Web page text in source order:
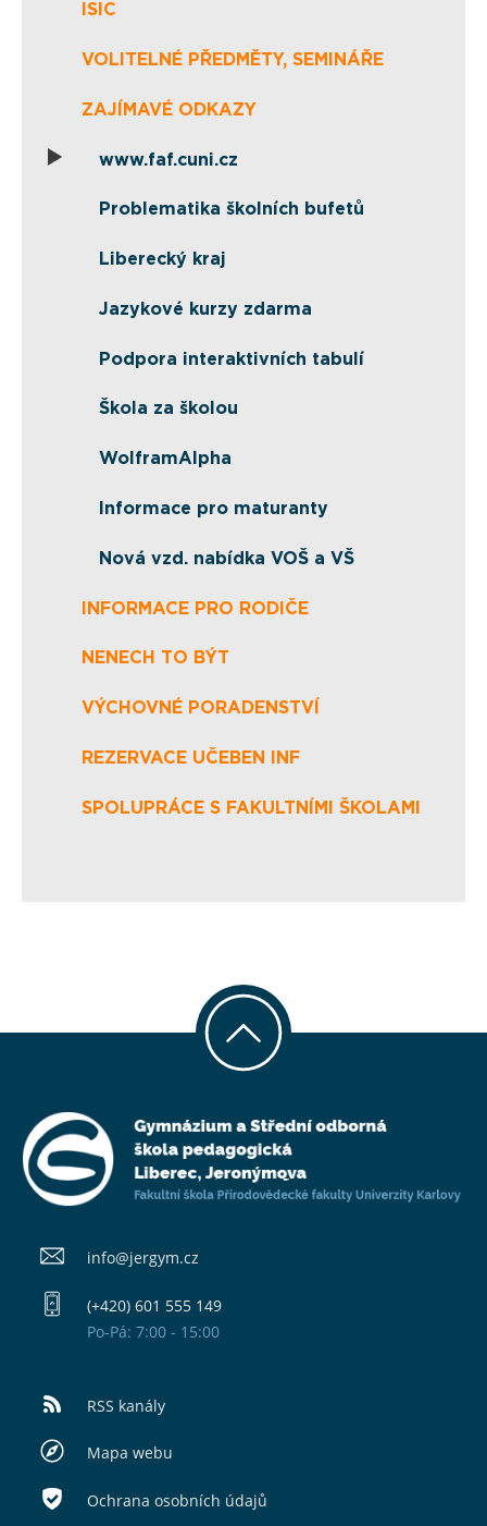
ISIC
VOLITELNÉ PŘEDMĚTY, SEMINÁŘE
ZAJÍMAVÉ ODKAZY
www.faf.cuni.cz
Problematika školních bufetů
Liberecký kraj
Jazykové kurzy zdarma
Podpora interaktivních tabulí
Škola za školou
WolframAlpha
Informace pro maturanty
Nová vzd. nabídka VOŠ a VŠ
INFORMACE PRO RODIČE
NENECH TO BÝT
VÝCHOVNÉ PORADENSTVÍ
REZERVACE UČEBEN INF
SPOLUPRÁCE S FAKULTNÍMI ŠKOLAMI
info@​jergym.cz
(+420) 601 555 149
Po-Pá: 7:00 - 15:00
RSS kanály
Mapa webu
Ochrana osobních údajů